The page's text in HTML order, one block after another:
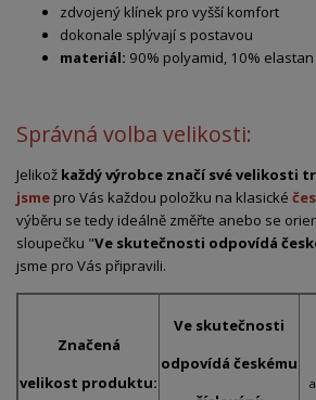
zdvojený klínek pro vyšší komfort
dokonale splývají s postavou
materiál: 90% polyamid, 10% elastan
Správná volba velikosti:
Jelikož každý výrobce značí své velikosti
jsme pro Vás každou položku na klasické
výběru se tedy ideálně změřte anebo se
sloupečku "Ve skutečnosti odpovídá
jsme pro Vás připravili.
Značená
velikost produktu:
Ve skutečnosti
odpovídá českému